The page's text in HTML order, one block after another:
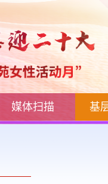
媒体扫描 基